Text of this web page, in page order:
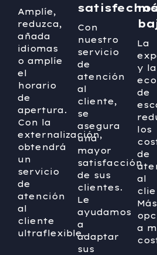
Amplíe,
reduzca,
añada
idiomas
o amplíe
el
horario
de
apertura.
Con la
externalización,
obtendrá
un
servicio
de
atención
al
cliente
ultraflexible.
Con
nuestro
servicio
de
atención
al
cliente,
se
asegura
una
mayor
satisfacción
de sus
clientes.
Le
ayudamos
a
adaptar
sus
La
y
de
los
de
al
Más
a